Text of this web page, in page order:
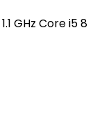
GHz Core i5 8